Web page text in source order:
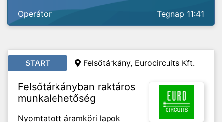
Operátor Tegnap 11:41
START Felsőtárkány, Eurocircuits Kft.
Felsőtárkányban raktáros
munkalehetőség
Nyomtatott áramköri lapok